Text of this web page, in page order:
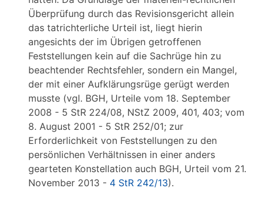
Überprüfung durch das Revisionsgericht allein
das tatrichterliche Urteil ist, liegt hierin
angesichts der im Übrigen getroffenen
Feststellungen kein auf die Sachrüge hin zu
beachtender Rechtsfehler, sondern ein Mangel,
der mit einer Aufklärungsrüge gerügt werden
musste (vgl. BGH, Urteile vom 18. September
2008 - 5 StR 224/08, NStZ 2009, 401, 403; vom
8. August 2001 - 5 StR 252/01; zur
Erforderlichkeit von Feststellungen zu den
persönlichen Verhältnissen in einer anders
gearteten Konstellation auch BGH, Urteil vom 21.
November 2013 - 4 StR 242/13).